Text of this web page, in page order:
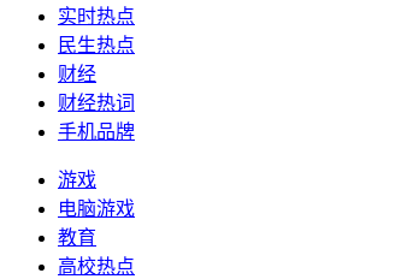
实时热点
民生热点
财经
财经热词
手机品牌
游戏
电脑游戏
教育
高校热点